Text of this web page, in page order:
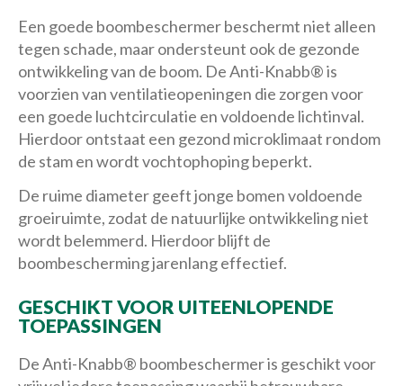
Een goede boombeschermer beschermt niet alleen
tegen schade, maar ondersteunt ook de gezonde
ontwikkeling van de boom. De Anti-Knabb® is
voorzien van ventilatieopeningen die zorgen voor
een goede luchtcirculatie en voldoende lichtinval.
Hierdoor ontstaat een gezond microklimaat rondom
de stam en wordt vochtophoping beperkt.
De ruime diameter geeft jonge bomen voldoende
groeiruimte, zodat de natuurlijke ontwikkeling niet
wordt belemmerd. Hierdoor blijft de
boombescherming jarenlang effectief.
GESCHIKT VOOR UITEENLOPENDE
TOEPASSINGEN
De Anti-Knabb® boombeschermer is geschikt voor